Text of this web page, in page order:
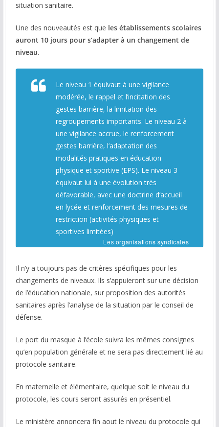
Petites annonces
Boutique
situation sanitaire.
Une des nouveautés est que les établissements scolaires
auront 10 jours pour s’adapter à un changement de
niveau.
Le niveau 1 équivaut à une vigilance
modérée, le rappel et l’incitation des
gestes barrière, la limitation des
regroupements importants. Le niveau 2 à
une vigilance accrue, le renforcement
gestes barrière, l’adaptation des
modalités pratiques en éducation
physique et sportive (EPS). Le niveau 3
équivaut lui à une évolution très
défavorable, avec une doctrine d’accueil
en lycée et renforcement des mesures de
restriction (activités physiques et
sportives limitées)
Les organisations syndicales
Il n’y a toujours pas de critères spécifiques pour les
changements de niveaux. Ils s’appuieront sur une décision
de l’éducation nationale, sur proposition des autorités
sanitaires après l’analyse de la situation par le conseil de
défense.
Le port du masque à l’école suivra les mêmes consignes
qu’en population générale et ne sera pas directement lié au
protocole sanitaire.
En maternelle et élémentaire, quelque soit le niveau du
protocole, les cours seront assurés en présentiel.
Le ministère annoncera fin aout le niveau du protocole qui